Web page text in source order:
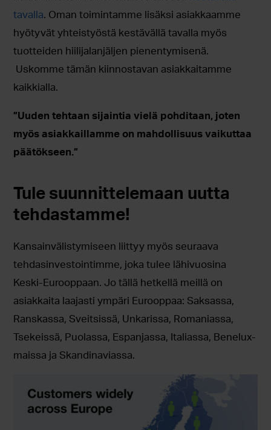
tavalla. Oman toimintamme lisäksi asiakkaamme
hyötyvät yhteistyöstä kestävällä tavalla myös
tuotteiden hiilijalanjäljen pienentymisenä.
Uskomme tämän kiinnostavan asiakkaitamme
kaikkialla.
”Uuden tehtaan sijaintia vielä pohditaan, joten
myös asiakkaillamme on mahdollisuus vaikuttaa
päätökseen.”
Tule suunnittelemaan uutta
tehdastamme!
Kansainvälistymiseen liittyy myös seuraava
tehdasinvestointimme, joka tulee lähivuosina
Keski-Eurooppaan. Jo tällä hetkellä meillä on
asiakkaita laajasti ympäri Eurooppaa: Saksassa,
Ranskassa, Sveitsissä, Unkarissa, Romaniassa,
Tsekeissä, Puolassa, Espanjassa, Italiassa, Benelux-
maissa ja Skandinaviassa.